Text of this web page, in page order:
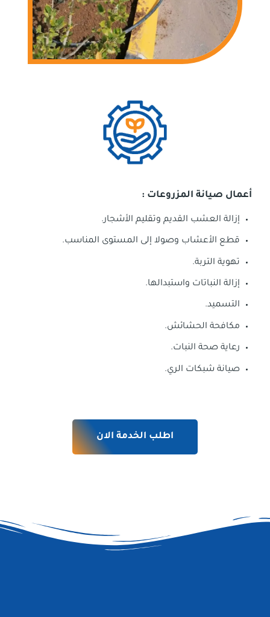
أعمال صيانة المزروعات :
إزالة العشب القديم وتقليم الأشجار.
قطع الأعشاب وصولا إلى المستوى المناسب.
تهوية التربة.
إزالة النباتات واستبدالها.
التسميد.
مكافحة الحشائش.
رعاية صحة النبات.
صيانة شبكات الري.
اطلب الخدمة الان